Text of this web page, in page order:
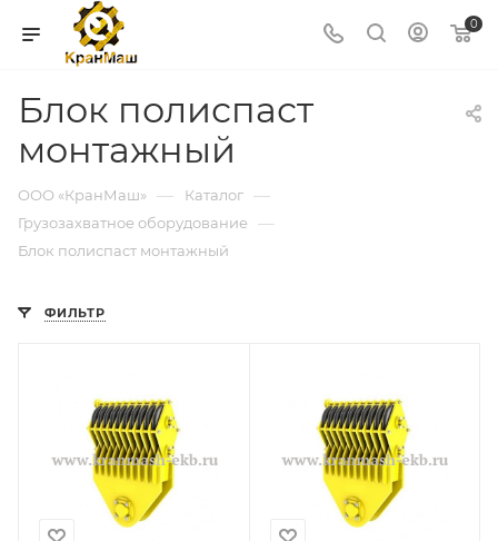
0
Блок полиспаст
монтажный
ООО «КранМаш» — Каталог —
Грузозахватное оборудование —
Блок полиспаст монтажный
ФИЛЬТР